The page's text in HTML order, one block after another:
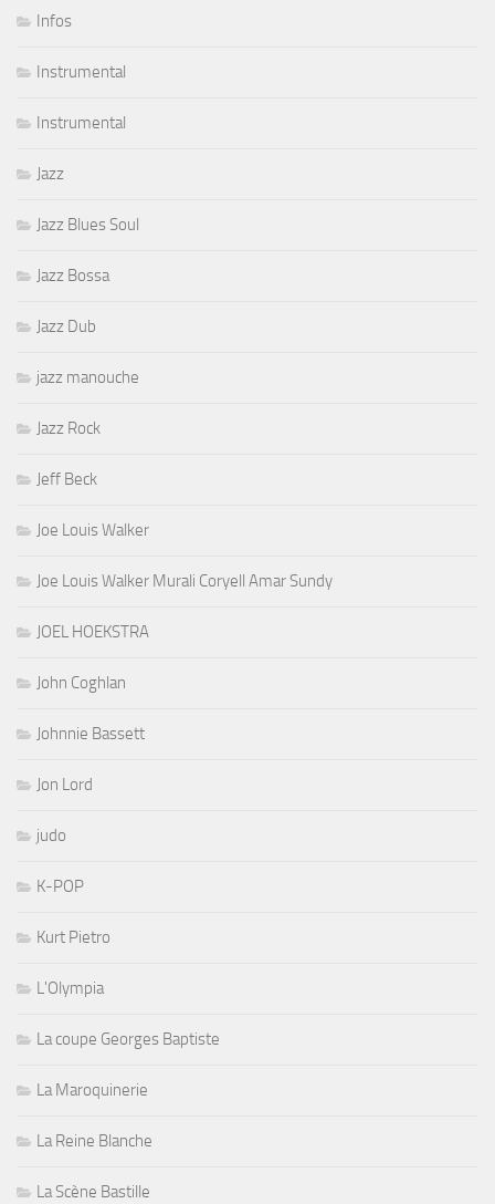
Infos
Instrumental
Instrumental
Jazz
Jazz Blues Soul
Jazz Bossa
Jazz Dub
jazz manouche
Jazz Rock
Jeff Beck
Joe Louis Walker
Joe Louis Walker Murali Coryell Amar Sundy
JOEL HOEKSTRA
John Coghlan
Johnnie Bassett
Jon Lord
judo
K-POP
Kurt Pietro
L'Olympia
La coupe Georges Baptiste
La Maroquinerie
La Reine Blanche
La Scène Bastille